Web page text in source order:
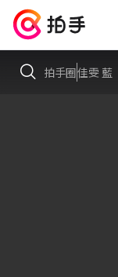
拍手圈佳雯 藍